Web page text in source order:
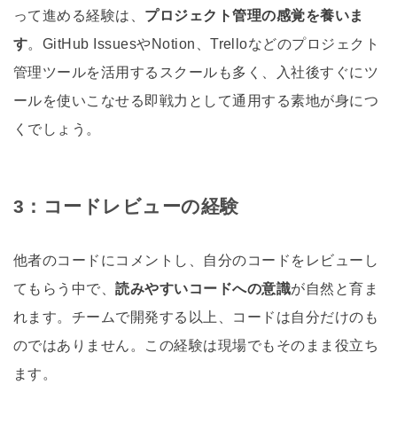
って進める経験は、 プロジェクト管理の感覚を養いま
す。GitHub IssuesやNotion、Trelloなどのプロジェクト
管理ツールを活用するスクールも多く、入社後すぐにツ
ールを使いこなせる即戦力として通用する素地が身につ
くでしょう。
3：コードレビューの経験
他者のコードにコメントし、自分のコードをレビューし
てもらう中で、読みやすいコードへの意識が自然と育ま
れます。チームで開発する以上、コードは自分だけのも
のではありません。この経験は現場でもそのまま役立ち
ます。